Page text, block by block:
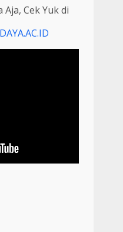
Cek Yuk di